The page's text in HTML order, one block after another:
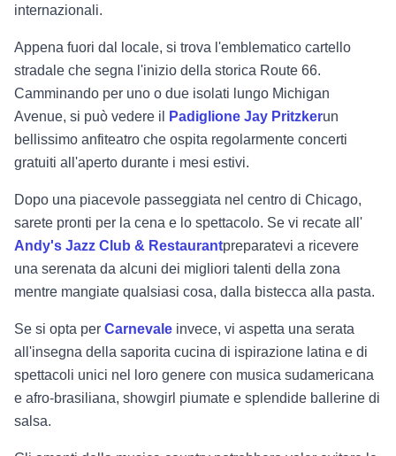
internazionali.
Appena fuori dal locale, si trova l'emblematico cartello
stradale che segna l'inizio della storica Route 66.
Camminando per uno o due isolati lungo Michigan
Avenue, si può vedere il
Padiglione Jay Pritzkerun
bellissimo anfiteatro che ospita regolarmente concerti
gratuiti all'aperto durante i mesi estivi.
Dopo una piacevole passeggiata nel centro di Chicago,
sarete pronti per la cena e lo spettacolo. Se vi recate all'
Andy's Jazz Club & Restaurantpreparatevi a ricevere
una serenata da alcuni dei migliori talenti della zona
mentre mangiate qualsiasi cosa, dalla bistecca alla pasta.
Se si opta per Carnevale invece, vi aspetta una serata
all'insegna della saporita cucina di ispirazione latina e di
spettacoli unici nel loro genere con musica sudamericana
e afro-brasiliana, showgirl piumate e splendide ballerine di
salsa.